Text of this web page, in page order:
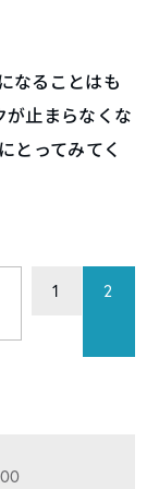
なることはも
が止まらなくな
とってみてく
1 2